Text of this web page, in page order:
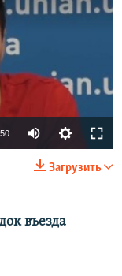
Загрузить
въезда